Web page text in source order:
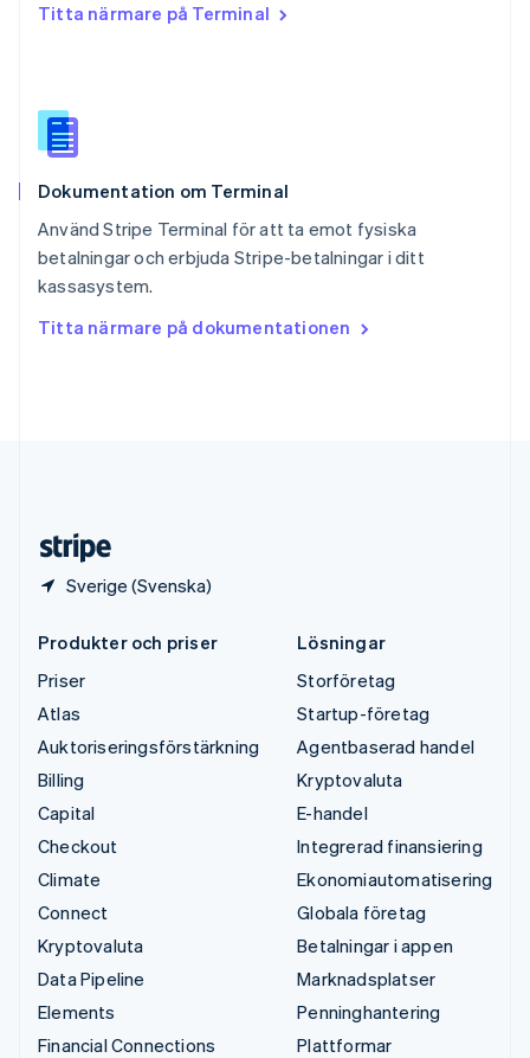
Titta närmare på Terminal
Dokumentation om Terminal
Använd Stripe Terminal för att ta emot fysiska
betalningar och erbjuda Stripe-betalningar i ditt
kassasystem.
Titta närmare på dokumentationen
Sverige (Svenska)
Slovakien
Spanien
Español
English
Sverige
English
Thailand
ไทยEnglish
English
Produkter och priser
Priser
Atlas
Auktoriseringsförstärkning
Billing
Capital
Checkout
Climate
Connect
Kryptovaluta
Data Pipeline
Elements
Financial Connections
Lösningar
Storföretag
Startup-företag
Agentbaserad handel
Kryptovaluta
E-handel
Integrerad finansiering
Ekonomiautomatisering
Globala företag
Betalningar i appen
Marknadsplatser
Penninghantering
Plattformar